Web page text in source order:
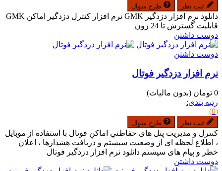
ثبت نظر طرح سوال
دانلود نرم افزار دزدگیر GMK ‏‏نرم افزار کنترل دزدگیر اماکن GMK
‏قابلیت گسترش تا 24 زون
دوست داشتن
دوست داشتن
نرم افزار دزدگیر فوتال
0 تومان
(بدون مالیات)
رتبه بندی:
(0)
ثبت نظر طرح سوال
کنترل و مدیریت پنل های حفاظتیِ اماکنِ فوتال با استفاده از موبایل
، اطلاع لحظه ای از وضعیت سیستم و دریافت هشدارها ، اعلان
خطر و پیام های سیستم دانلود نرم افزار دزدگیر فوتال
دوست داشتن